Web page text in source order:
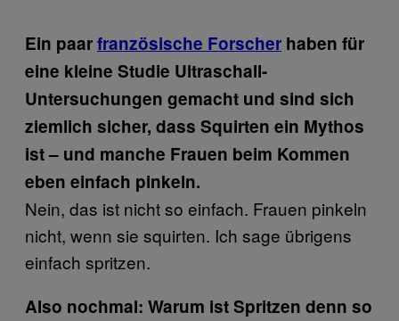
Ein paarfranzösische Forscher haben für
eine kleine Studie Ultraschall-
Untersuchungen gemacht und sind sich
ziemlich sicher, dass Squirten ein Mythos
ist – und manche Frauen beim Kommen
eben einfach pinkeln.
Nein, das ist nicht so einfach. Frauen pinkeln
nicht, wenn sie squirten. Ich sage übrigens
einfach spritzen.
Also nochmal: Warum ist Spritzen denn so